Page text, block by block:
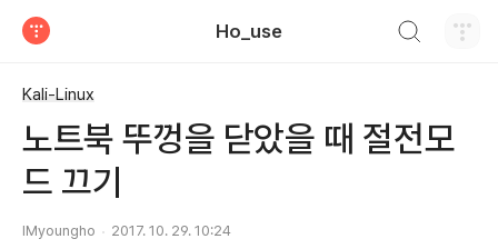
Ho_use
Kali-Linux
노트북 뚜껑을 닫았을 때 절전모
드 끄기
IMyoungho 2017. 10. 29. 10:24